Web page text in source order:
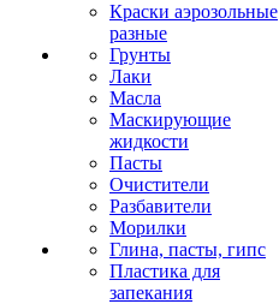
Краски аэрозольные
разные
Грунты
Лаки
Масла
Маскирующие
жидкости
Пасты
Очистители
Разбавители
Морилки
Глина, пасты, гипс
Пластика для
запекания